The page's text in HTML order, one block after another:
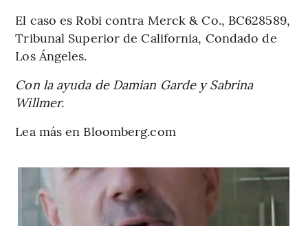
El caso es Robi contra Merck & Co., BC628589,
Tribunal Superior de California, Condado de
Los Ángeles.
Con la ayuda de Damian Garde y Sabrina
Willmer.
Lea más en Bloomberg.com